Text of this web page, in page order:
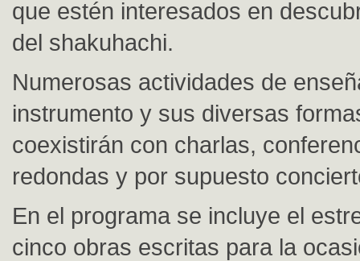
que estén interesados en
del shakuhachi.
Numerosas actividades de
instrumento y sus diversas
coexistirán con charlas,
redondas y por supuesto
En el programa se incluye el
cinco obras escritas para la